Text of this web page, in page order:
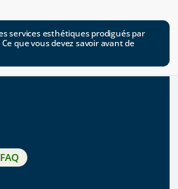
services esthétiques prodigués par
que vous devez savoir avant de